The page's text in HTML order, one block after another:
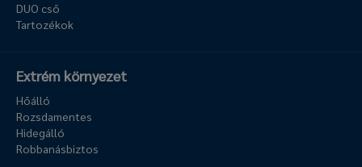
DUO cső
Tartozékok
Extrém környezet
Hőálló
Rozsdamentes
Hidegálló
Robbanásbiztos